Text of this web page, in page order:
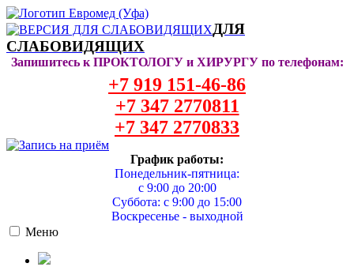
ДЛЯ
СЛАБОВИДЯЩИХ
Запишитесь к ПРОКТОЛОГУ и ХИРУРГУ по телефонам:
+7 919 151-46-86
+7 347 2770811
+7 347 2770833
График работы:
Понедельник-пятница:
с 9:00 до 20:00
Суббота: с 9:00 до 15:00
Воскресенье - выходной
Меню